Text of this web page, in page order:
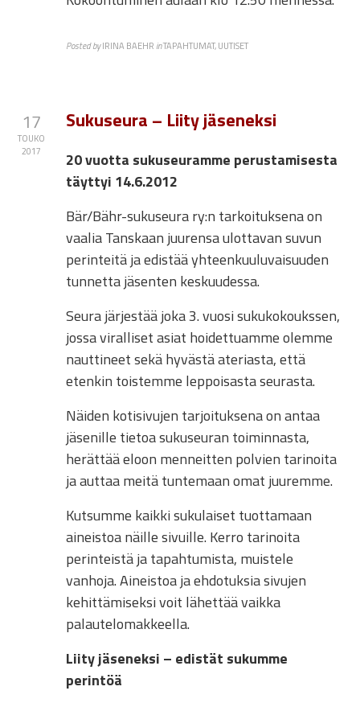
Posted byIRINA BAEHR inTAPAHTUMAT, UUTISET
17
TOUKO
2017
Sukuseura – Liity jäseneksi
20 vuotta sukuseuramme perustamisesta
täyttyi 14.6.2012
Bär/Bähr-sukuseura ry:n tarkoituksena on
vaalia Tanskaan juurensa ulottavan suvun
perinteitä ja edistää yhteenkuuluvaisuuden
tunnetta jäsenten keskuudessa.
Seura järjestää joka 3. vuosi sukukokoukssen,
jossa viralliset asiat hoidettuamme olemme
nauttineet sekä hyvästä ateriasta, että
etenkin toistemme leppoisasta seurasta.
Näiden kotisivujen tarjoituksena on antaa
jäsenille tietoa sukuseuran toiminnasta,
herättää eloon menneitten polvien tarinoita
ja auttaa meitä tuntemaan omat juuremme.
Kutsumme kaikki sukulaiset tuottamaan
aineistoa näille sivuille. Kerro tarinoita
perinteistä ja tapahtumista, muistele
vanhoja. Aineistoa ja ehdotuksia sivujen
kehittämiseksi voit lähettää vaikka
palautelomakkeella.
Liity jäseneksi – edistät sukumme
perintöä